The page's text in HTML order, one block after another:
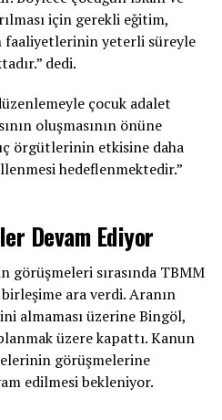
için gerekli eğitim,
faaliyetlerinin yeterli süreyle
dedi.
çocuk adalet
oluşmasının önüne
örgütlerinin etkisine daha
hedeflenmektedir.”
Devam Ediyor
görüşmeleri sırasında TBMM
ara verdi. Aranın
almaması üzerine Bingöl,
üzere kapattı. Kanun
görüşmelerine
edilmesi bekleniyor.